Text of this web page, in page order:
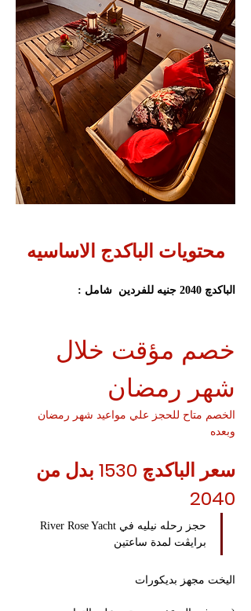
محتويات الباكدج الاساسيه
الباكدچ 2040 جنيه للفردين  شامل :
خصم مؤقت خلال
شهر رمضان
الخصم متاح للحجز علي مواعيد شهر رمضان
وبعده
سعر الباكدچ 1530 بدل من
2040
برايڤت لمدة ساعتين
اليخت مجهز بديكورات